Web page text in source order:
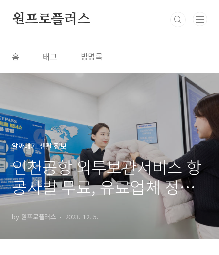
원프로플러스
홈 태그 방명록
알짜배기 생활 정보
인천공항 외투보관서비스 항
공사별 무료, 유료업체 정보
정리
by 원프로플러스 2023. 12. 5.